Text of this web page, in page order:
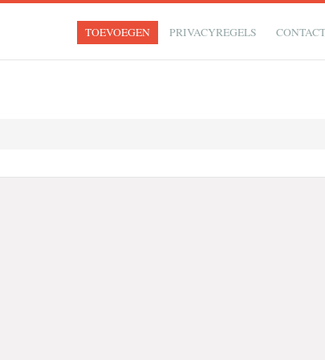
TOEVOEGEN PRIVACYREGELS